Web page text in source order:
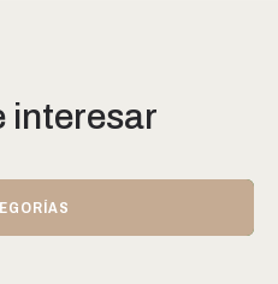
interesar